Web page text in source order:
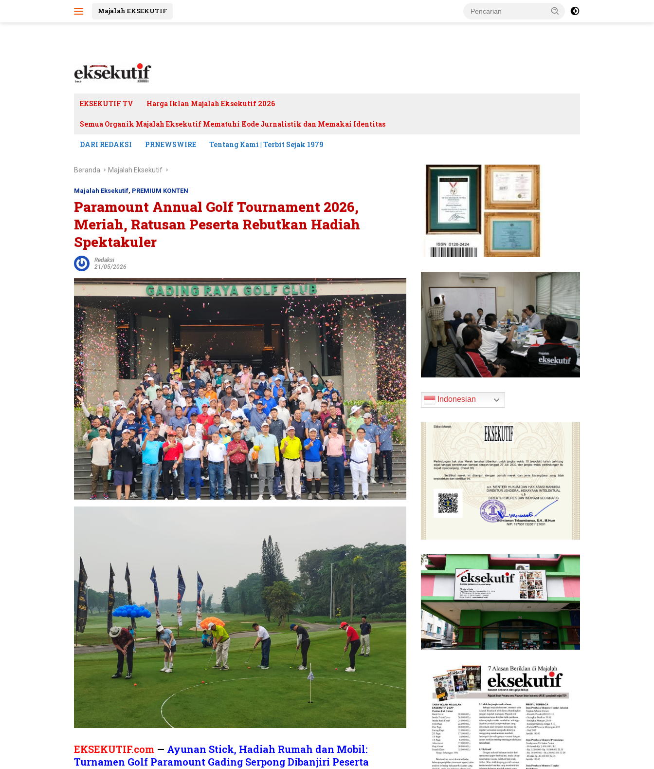
Majalah EKSEKUTIF
EKSEKUTIF TV Harga Iklan Majalah Eksekutif 2026
Semua Organik Majalah Eksekutif Mematuhi Kode Jurnalistik dan Memakai Identitas
DARI REDAKSI PRNEWSWIRE Tentang Kami | Terbit Sejak 1979
Beranda Majalah Eksekutif
Majalah Eksekutif, PREMIUM KONTEN
Paramount Annual Golf Tournament 2026,
Meriah, Ratusan Peserta Rebutkan Hadiah
Spektakuler
Redaksi
21/05/2026
EKSEKUTIF.com — Ayunan Stick, Hadiah Rumah dan Mobil:
Turnamen Golf Paramount Gading Serpong Dibanjiri Peserta
Indonesian